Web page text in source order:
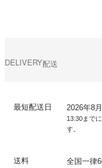
DELIVERY配送
最短配送日 2026年8
13:30まで
す。
送料 全国一律